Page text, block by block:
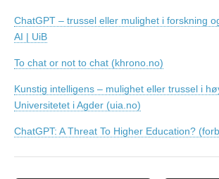
ChatGPT – trussel eller mulighet i forskning
AI | UiB
To chat or not to chat (khrono.no)
Kunstig intelligens – mulighet eller trussel i
Universitetet i Agder (uia.no)
ChatGPT: A Threat To Higher Education?